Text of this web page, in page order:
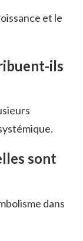
et le
ils
sont
dans